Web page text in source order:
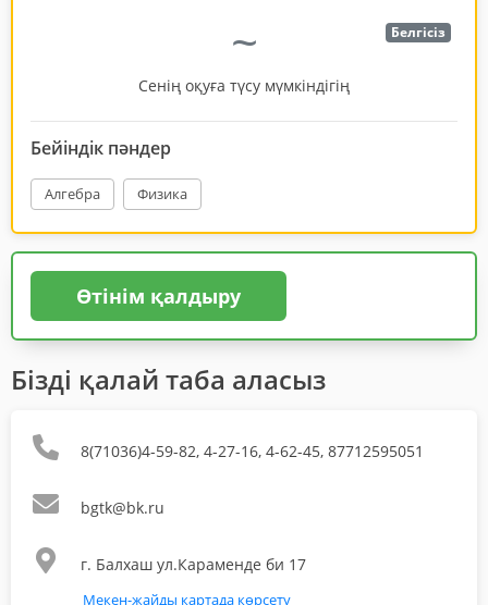
~
Сенің оқуға түсу мүмкіндігің
Белгісіз
Бейіндік пәндер
Алгебра Физика
Өтінім қалдыру
Бізді қалай таба аласыз
8(71036)4-59-82, 4-27-16, 4-62-45, 87712595051
bgtk@bk.ru
г. Балхаш ул.Караменде би 17
Мекен-жайды картада көрсету